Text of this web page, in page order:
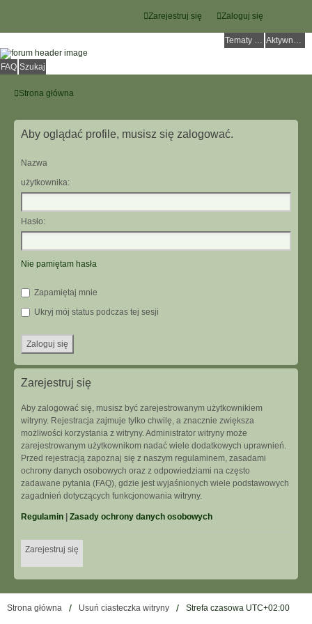
Zaloguj się
Zarejestruj się
Tematy bez odpowiedzi Aktywne tematy
FAQ Szukaj
Strona główna
Aby oglądać profile, musisz się zalogować.
Nazwa
użytkownika:
Hasło:
Nie pamiętam hasła
Zapamiętaj mnie
Ukryj mój status podczas tej sesji
Zarejestruj się
Aby zalogować się, musisz być zarejestrowanym użytkownikiem
witryny. Rejestracja zajmuje tylko chwilę, a znacznie zwiększa
możliwości korzystania z witryny. Administrator witryny może
zarejestrowanym użytkownikom nadać wiele dodatkowych uprawnień.
Przed rejestracją zapoznaj się z naszym regulaminem, zasadami
ochrony danych osobowych oraz z odpowiedziami na często
zadawane pytania (FAQ), gdzie jest wyjaśnionych wiele podstawowych
zagadnień dotyczących funkcjonowania witryny.
Regulamin Zasady ochrony danych osobowych
Zarejestruj się
Strona główna Usuń ciasteczka witryny Strefa czasowa UTC+02:00